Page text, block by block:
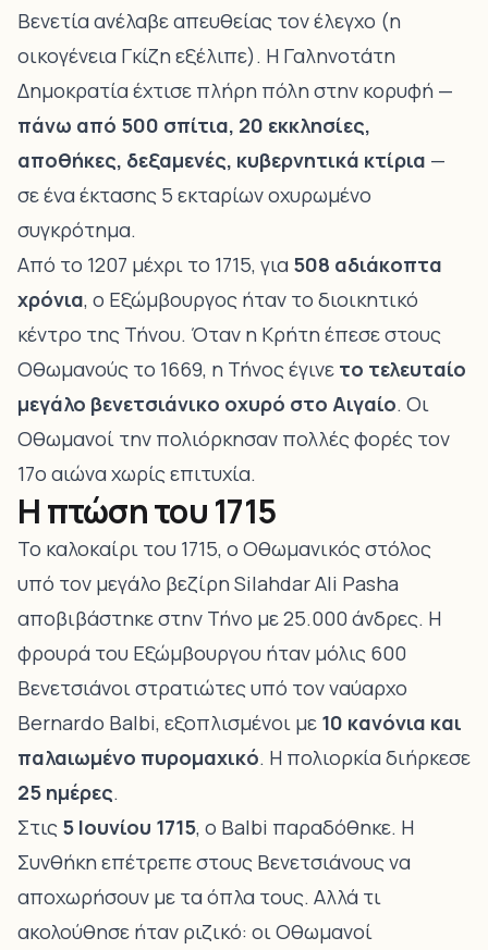
Βενετία ανέλαβε απευθείας τον έλεγχο (η
οικογένεια Γκίζη εξέλιπε). Η Γαληνοτάτη
Δημοκρατία έχτισε πλήρη πόλη στην κορυφή —
πάνω από 500 σπίτια, 20 εκκλησίες,
αποθήκες, δεξαμενές, κυβερνητικά κτίρια —
σε ένα έκτασης 5 εκταρίων οχυρωμένο
συγκρότημα.
Από το 1207 μέχρι το 1715, για 508 αδιάκοπτα
χρόνια, ο Εξώμβουργος ήταν το διοικητικό
κέντρο της Τήνου. Όταν η Κρήτη έπεσε στους
Οθωμανούς το 1669, η Τήνος έγινε το τελευταίο
μεγάλο βενετσιάνικο οχυρό στο Αιγαίο. Οι
Οθωμανοί την πολιόρκησαν πολλές φορές τον
17ο αιώνα χωρίς επιτυχία.
Η πτώση του 1715
Το καλοκαίρι του 1715, ο Οθωμανικός στόλος
υπό τον μεγάλο βεζίρη Silahdar Ali Pasha
αποβιβάστηκε στην Τήνο με 25.000 άνδρες. Η
φρουρά του Εξώμβουργου ήταν μόλις 600
Βενετσιάνοι στρατιώτες υπό τον ναύαρχο
Bernardo Balbi, εξοπλισμένοι με 10 κανόνια και
παλαιωμένο πυρομαχικό. Η πολιορκία διήρκεσε
25 ημέρες.
Στις 5 Ιουνίου 1715, ο Balbi παραδόθηκε. Η
Συνθήκη επέτρεπε στους Βενετσιάνους να
αποχωρήσουν με τα όπλα τους. Αλλά τι
ακολούθησε ήταν ριζικό: οι Οθωμανοί